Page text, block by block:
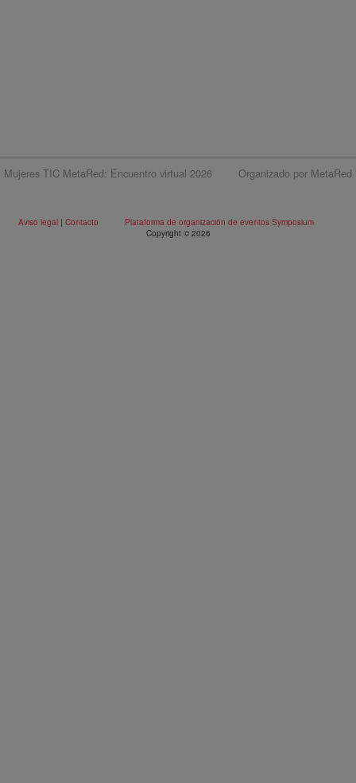
Mujeres TIC MetaRed: Encuentro virtual 2026 Organizado por MetaRed
Aviso legal | Contacto
Plataforma de organización de eventos Symposium
Copyright © 2026